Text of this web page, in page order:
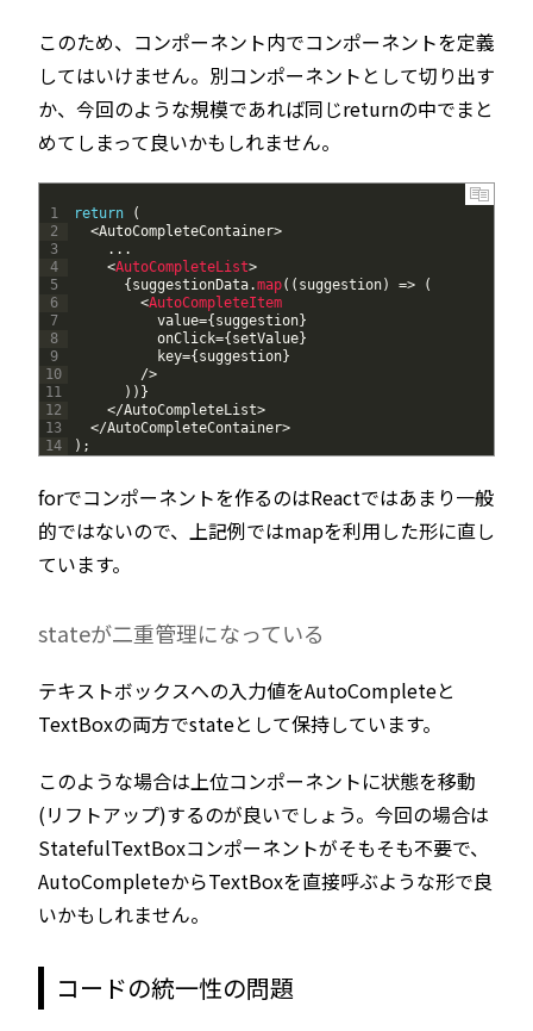
このため、コンポーネント内でコンポーネントを定義
してはいけません。別コンポーネントとして切り出す
か、今回のような規模であれば同じreturnの中でまと
めてしまって良いかもしれません。
1
2
3
4
5
6
7
8
9
10
11
12
13
14
return
(
<AutoCompleteContainer>
. . .
<AutoCompleteList>
{ suggestionData.map( ( suggestion) =>
(
<AutoCompleteItem
value={ suggestion}
onClick={ setValue}
key={ suggestion}
/>
) ) }
</AutoCompleteList>
</AutoCompleteContainer>
) ;
forでコンポーネントを作るのはReactではあまり一般
的ではないので、上記例ではmapを利用した形に直し
ています。
stateが二重管理になっている
テキストボックスへの入力値をAutoCompleteと
TextBoxの両方でstateとして保持しています。
このような場合は上位コンポーネントに状態を移動
(リフトアップ)するのが良いでしょう。今回の場合は
StatefulTextBoxコンポーネントがそもそも不要で、
AutoCompleteからTextBoxを直接呼ぶような形で良
いかもしれません。
コードの統一性の問題